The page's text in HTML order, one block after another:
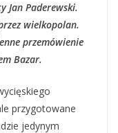
Jan Paderewski.
wielkopolan.
przemówienie
Bazar.
przygotowane
jedynym